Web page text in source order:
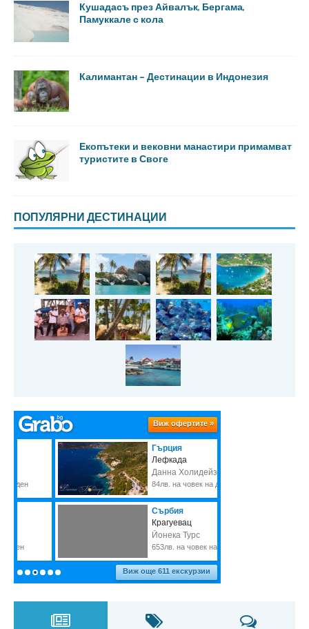
Кушадасъ през Айвалък, Бергама,
Памуккале с кола
Калимантан – Дестинации в Индонезия
Екопътеки и вековни манастири примамват
туристите в Своге
ПОПУЛЯРНИ ДЕСТИНАЦИИ